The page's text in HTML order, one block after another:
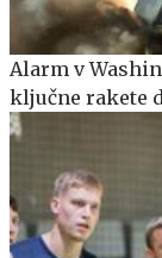
Alarm v
ključne rakete